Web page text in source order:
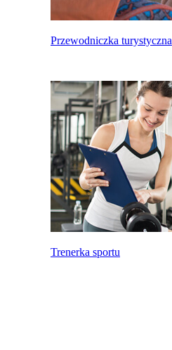
Przewodniczka turystyczna
Trenerka sportu